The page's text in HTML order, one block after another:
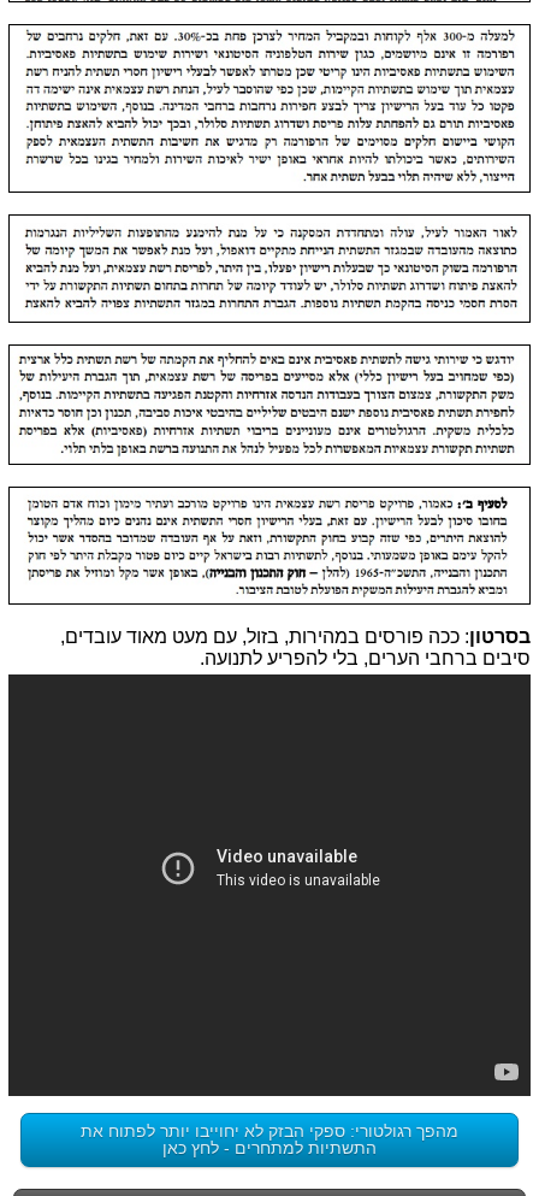
בסרטון: ככה פורסים במהירות, בזול, עם מעט מאוד עובדים,
סיבים ברחבי הערים, בלי להפריע לתנועה.
מהפך רגולטורי: ספקי הבזק לא יחוייבו יותר לפתוח את
התשתיות למתחרים - לחץ כאן